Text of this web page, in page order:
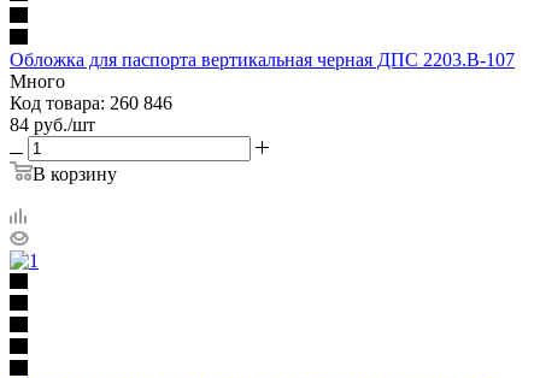
Обложка для паспорта вертикальная черная ДПС 2203.В-107
Много
Код товара: 260 846
84 руб./шт
В корзину